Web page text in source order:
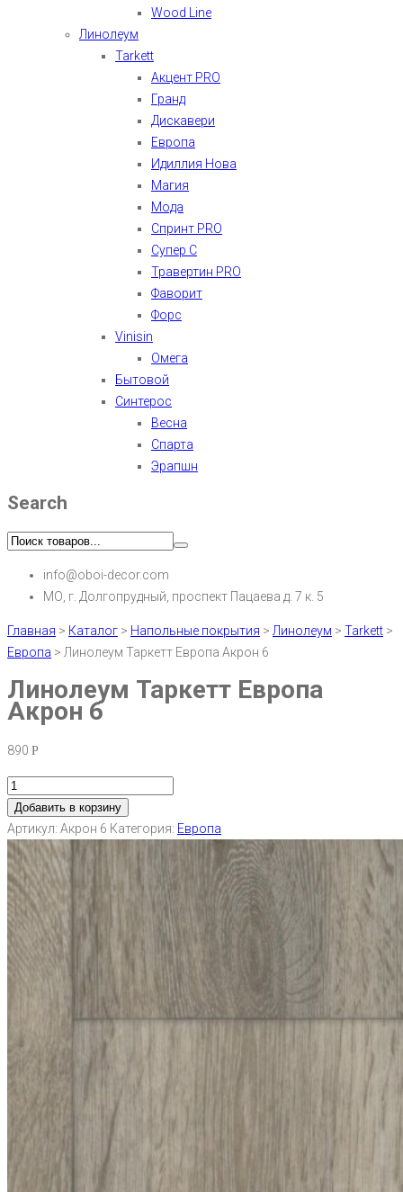
Wood Line
Линолеум
Tarkett
Акцент PRO
Гранд
Дискавери
Европа
Идиллия Нова
Магия
Мода
Спринт PRO
Супер С
Травертин PRO
Фаворит
Форс
Vinisin
Омега
Бытовой
Синтерос
Весна
Спарта
Эрапшн
Search
info@oboi-decor.com
МО, г. Долгопрудный, проспект Пацаева д. 7 к. 5
Главная > Каталог > Напольные покрытия > Линолеум > Tarkett >
Европа > Линолеум Таркетт Европа Акрон 6
Линолеум Таркетт Европа
Акрон 6
890 Р
Добавить в корзину
Артикул: Акрон 6 Категория: Европа